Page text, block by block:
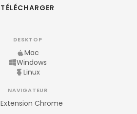
TÉLÉCHARGER
DESKTOP
Mac
Windows
Linux
NAVIGATEUR
Extension Chrome